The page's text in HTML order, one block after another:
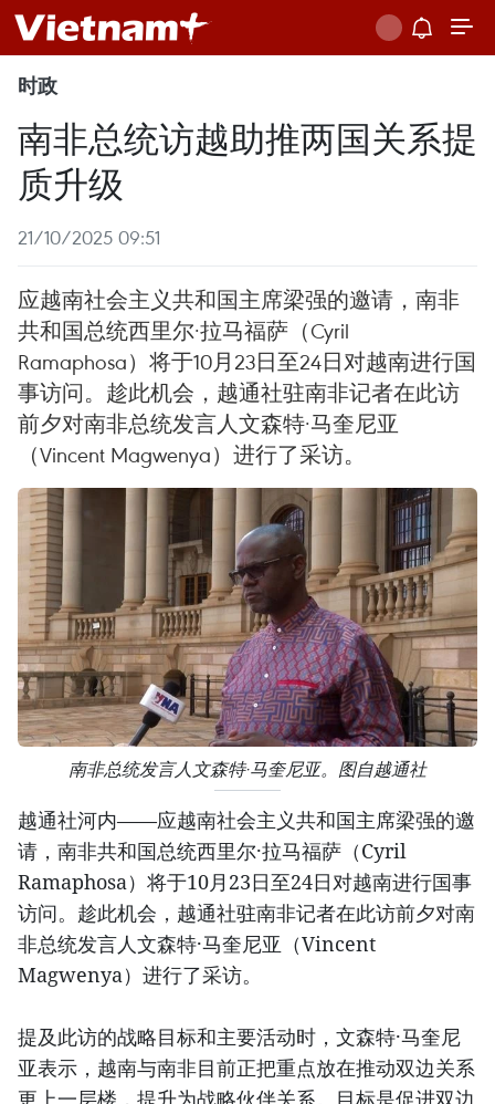
时政
南非总统访越助推两国关系提
质升级
21/10/2025 09:51
应越南社会主义共和国主席梁强的邀请，南非
共和国总统西里尔·拉马福萨（Cyril
Ramaphosa）将于10月23日至24日对越南进行国
事访问。趁此机会，越通社驻南非记者在此访
前夕对南非总统发言人文森特·马奎尼亚
（Vincent Magwenya）进行了采访。
南非总统发言人文森特·马奎尼亚。图自越通社
越通社河内——应越南社会主义共和国主席梁强的邀
请，南非共和国总统西里尔·拉马福萨（Cyril
Ramaphosa）将于10月23日至24日对越南进行国事
访问。趁此机会，越通社驻南非记者在此访前夕对南
非总统发言人文森特·马奎尼亚（Vincent
Magwenya）进行了采访。
提及此访的战略目标和主要活动时，文森特·马奎尼
亚表示，越南与南非目前正把重点放在推动双边关系
更上一层楼，提升为战略伙伴关系。目标是促进双边